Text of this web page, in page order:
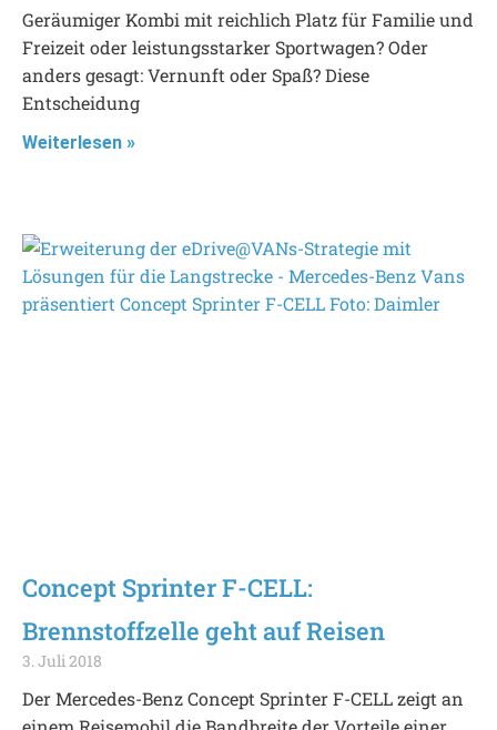
Geräumiger Kombi mit reichlich Platz für Familie und
Freizeit oder leistungsstarker Sportwagen? Oder
anders gesagt: Vernunft oder Spaß? Diese
Entscheidung
Weiterlesen »
Concept Sprinter F-CELL:
Brennstoffzelle geht auf Reisen
3. Juli 2018
Der Mercedes-Benz Concept Sprinter F-CELL zeigt an